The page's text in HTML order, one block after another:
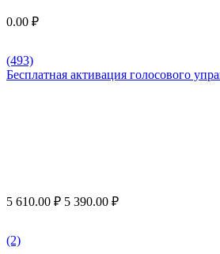
0.00 ₽
(493)
Бесплатная активация голосового
5 610.00 ₽ 5 390.00 ₽
(2)